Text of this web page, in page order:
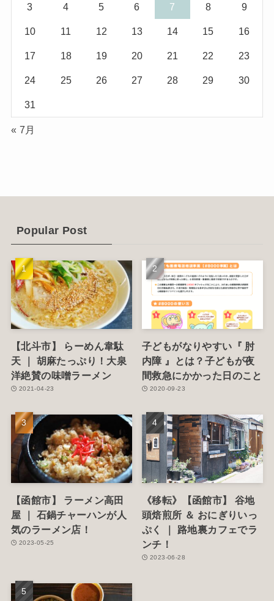
(10)
(2)
(4)
(1)
(5)
3 4 5 6 7 8 9
10 11 12 13 14 15 16
17 18 19 20 21 22 23
24 25 26 27 28 29 30
31
« 7月
Popular Post
【北斗市】 らーめん韋駄
天 ｜ 胡麻たっぷり！大泉
洋絶賛の味噌ラーメン
2021-04-23
子どもがなりやすい『 肘
内障 』とは？子どもが夜
間救急にかかった日のこと
2020-09-23
【函館市】 ラーメン高田
屋 ｜ 石鍋チャーハンが人
気のラーメン店！
2023-05-25
《移転》【函館市】 谷地
頭焙煎所 ＆ おにぎりいっ
ぷく ｜ 路地裏カフェでラ
ンチ！
2023-06-28